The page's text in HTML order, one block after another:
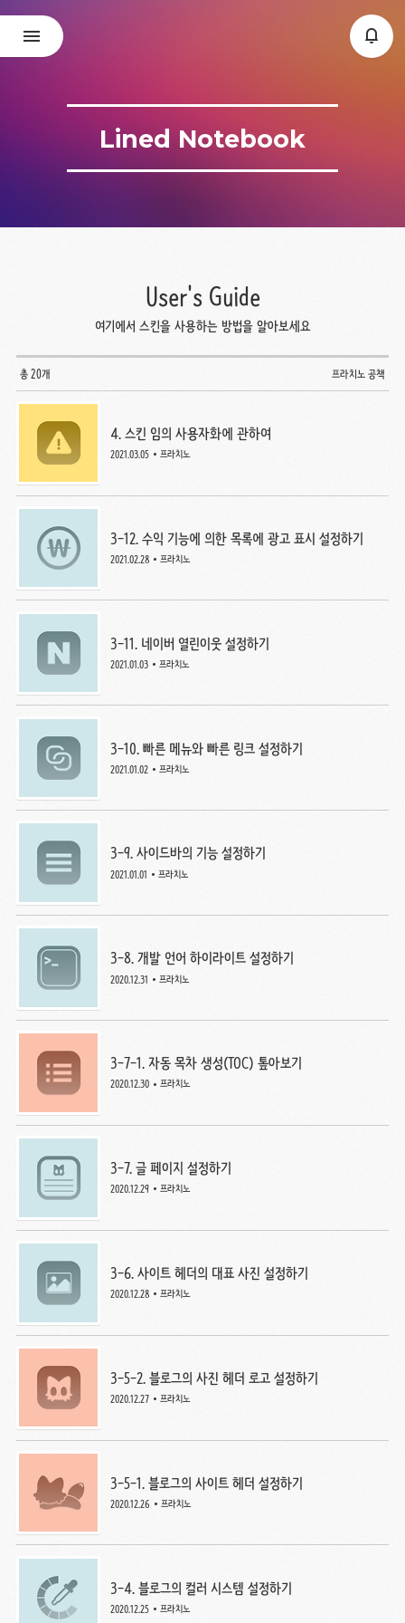
Lined Notebook
User's Guide
여기에서 스킨을 사용하는 방법을 알아보세요
총 20개 프라치노 공책
4. 스킨 임의 사용자화에 관하여
2021.03.05 프라치노
3-12. 수익 기능에 의한 목록에 광고 표시 설정하기
2021.02.28 프라치노
3-11. 네이버 열린이웃 설정하기
2021.01.03 프라치노
3-10. 빠른 메뉴와 빠른 링크 설정하기
2021.01.02 프라치노
3-9. 사이드바의 기능 설정하기
2021.01.01 프라치노
3-8. 개발 언어 하이라이트 설정하기
2020.12.31 프라치노
3-7-1. 자동 목차 생성(TOC) 톺아보기
2020.12.30 프라치노
3-7. 글 페이지 설정하기
2020.12.29 프라치노
3-6. 사이트 헤더의 대표 사진 설정하기
2020.12.28 프라치노
3-5-2. 블로그의 사진 헤더 로고 설정하기
2020.12.27 프라치노
3-5-1. 블로그의 사이트 헤더 설정하기
2020.12.26 프라치노
3-4. 블로그의 컬러 시스템 설정하기
2020.12.25 프라치노